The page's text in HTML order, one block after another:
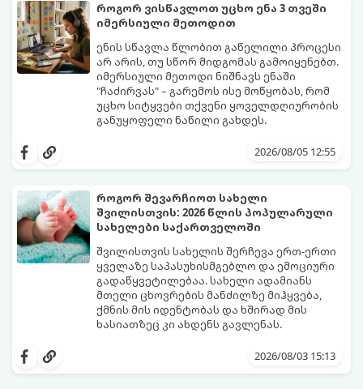
როგორ ვისწავლოთ უცხო ენა 3 თვეში
იმერსიული მეთოდით
ენის სწავლა წლობით გაწელილი პროცესი
არ არის, თუ სწორ მიდგომას გამოიყენებთ.
იმერსიული მეთოდი ნიშნავს ენაში
"ჩაძირვას" – გარემოს ისე მოწყობას, რომ
უცხო სიტყვები თქვენი ყოველდღიურობის
განუყოფელი ნაწილი გახდეს.
3 თვეში მნიშვნელოვან პროგრესს
2026/08/05 12:55
როგორ შევარჩიოთ სახელი
შვილისთვის: 2026 წლის პოპულარული
სახელები საქართველოში
შვილისთვის სახელის შერჩევა ერთ-ერთი
ყველაზე საპასუხისმგებლო და ემოციური
გადაწყვეტილებაა. სახელი ადამიანს
მთელი ცხოვრების მანძილზე მიჰყვება,
ქმნის მის იდენტობას და ხშირად მის
ხასიათზეც კი ახდენს გავლენას.
საგრძნობლად შეიცვალა: ტრადიციულ და
2026/08/03 15:13